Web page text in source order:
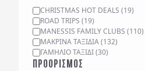
ΓΑΜΉΛΙΟ ΤΑΞΊΔΙ(30)
ΜΑΚΡΙΝΆ ΤΑΞΊΔΙΑ(132)
MANESSIS FAMILY CLUBS (110)
ROAD TRIPS (19)
CHRISTMAS HOT DEALS (19)
ΠΡΟΟΡΙΣΜΟΣ